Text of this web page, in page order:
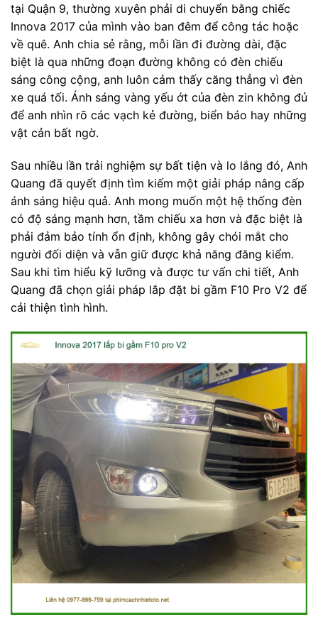
tại Quận 9, thường xuyên phải di chuyển bằng chiếc
Innova 2017 của mình vào ban đêm để công tác hoặc
về quê. Anh chia sẻ rằng, mỗi lần đi đường dài, đặc
biệt là qua những đoạn đường không có đèn chiếu
sáng công cộng, anh luôn cảm thấy căng thẳng vì đèn
xe quá tối. Ánh sáng vàng yếu ớt của đèn zin không đủ
để anh nhìn rõ các vạch kẻ đường, biển báo hay những
vật cản bất ngờ.
Sau nhiều lần trải nghiệm sự bất tiện và lo lắng đó, Anh
Quang đã quyết định tìm kiếm một giải pháp nâng cấp
ánh sáng hiệu quả. Anh mong muốn một hệ thống đèn
có độ sáng mạnh hơn, tầm chiếu xa hơn và đặc biệt là
phải đảm bảo tính ổn định, không gây chói mắt cho
người đối diện và vẫn giữ được khả năng đăng kiểm.
Sau khi tìm hiểu kỹ lưỡng và được tư vấn chi tiết, Anh
Quang đã chọn giải pháp lắp đặt bi gầm F10 Pro V2 để
cải thiện tình hình.